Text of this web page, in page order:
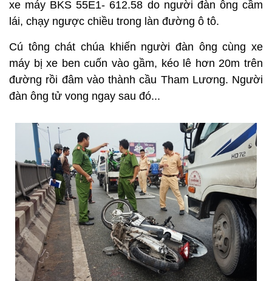
xe máy BKS 55E1- 612.58 do người đàn ông cầm
lái, chạy ngược chiều trong làn đường ô tô.
Cú tông chát chúa khiến người đàn ông cùng xe
máy bị xe ben cuốn vào gầm, kéo lê hơn 20m trên
đường rồi đâm vào thành cầu Tham Lương. Người
đàn ông tử vong ngay sau đó...